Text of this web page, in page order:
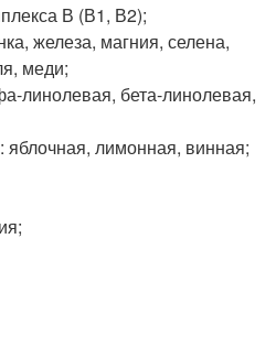
В (В1, В2);
железа, магния, селена,
меди;
линолевая, бета-линолевая,
яблочная, лимонная, винная;